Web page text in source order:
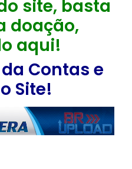
site, basta
doação,
aqui!
Contas e
Site!